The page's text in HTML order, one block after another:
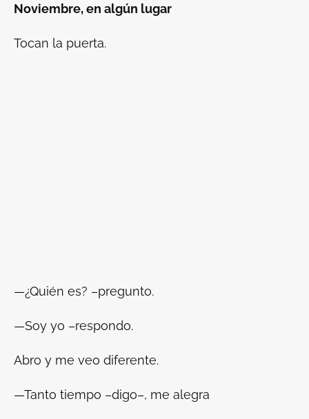
Noviembre, en algún lugar
Tocan la puerta.
—¿Quién es? –pregunto.
—Soy yo –respondo.
Abro y me veo diferente.
—Tanto tiempo –digo–, me alegra